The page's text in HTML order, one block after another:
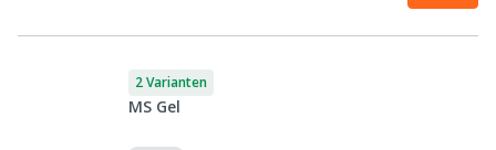
2 Varianten
MS Gel